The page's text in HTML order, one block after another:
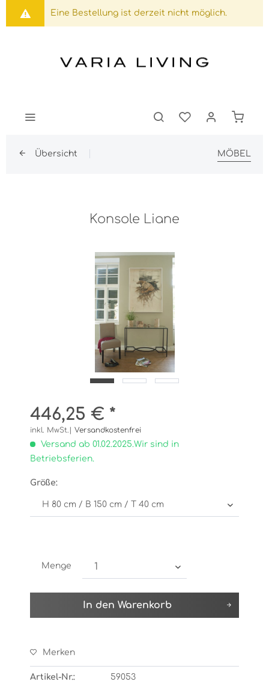
Eine Bestellung ist derzeit nicht möglich.
Übersicht MÖBEL
Konsole Liane
446,25 € *
inkl. MwSt.| Versandkostenfrei
Versand ab 01.02.2025.Wir sind in
Betriebsferien.
Größe:
Menge
In den Warenkorb
Merken
Artikel-Nr.:
59053